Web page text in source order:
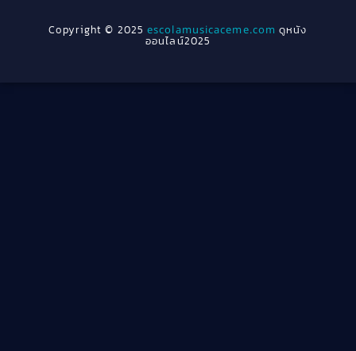
Cult Film(4)
1940
Copyright © 2025escolamusicaceme.com ดูหนัง
ออนไลน์2025